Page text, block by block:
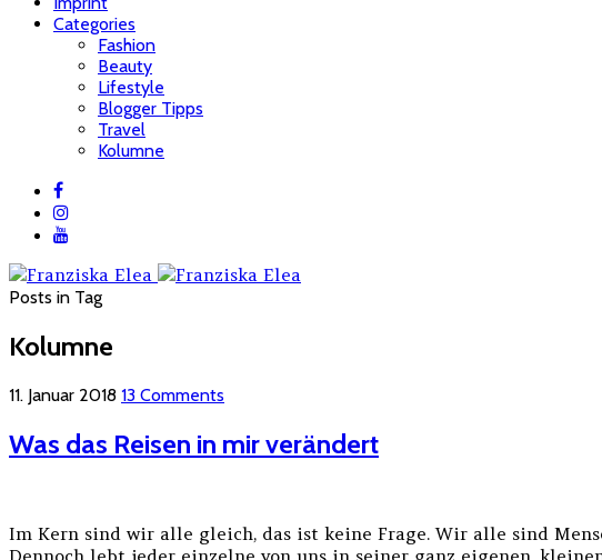
Categories
Fashion
Beauty
Lifestyle
Blogger Tipps
Travel
Kolumne
Posts in Tag
Kolumne
11. Januar 2018 13 Comments
Was das Reisen in mir verändert
Im Kern sind wir alle gleich, das ist keine Frage. Wir alle sind
Dennoch lebt jeder einzelne von uns in seiner ganz eigenen,